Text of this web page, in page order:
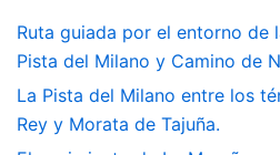
Ruta guiada por el entorno de
Pista del Milano y Camino de
La Pista del Milano entre los
Rey y Morata de Tajuña.